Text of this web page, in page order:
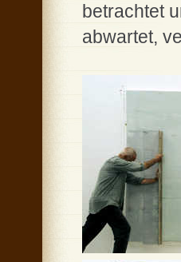
betrachtet
abwartet,